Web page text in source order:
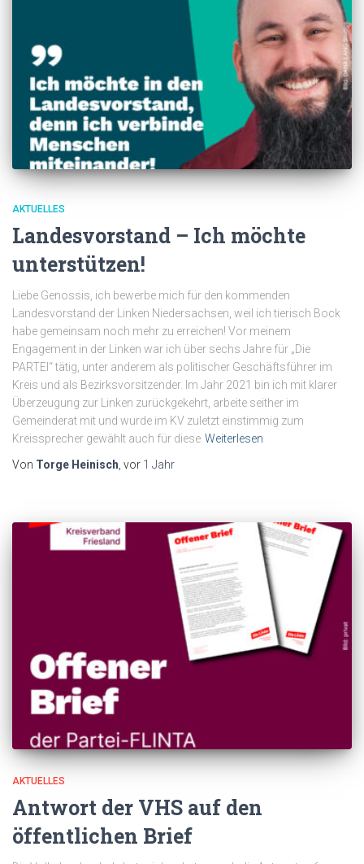
AKTUELLES
Landesvorstand – Ich möchte
unterstützen!
Liebe Genossis, ich bewerbe mich für den kommenden
Landesvorstand der Linken Niedersachsen, weil ich tierisch Bock
habe gemeinsam noch mehr zu erreichen! Vor meinem
Engagement in der Linken war ich über sechs Jahre für „Die
PARTEI“ tätig, unter anderem als politischer Geschäftsführer im
Kreis und als Bezirksvorsitzender. Im Jahr 2021 bin ich mit klarer
Überzeugung zur Linken zurückgekehrt, arbeite seither im
Gemeinderat mit und wurde im KV zuletzt einstimmig zum
Kreissprecher gewählt auch für diese Weiterlesen
Von Torge Heinisch , vor 1 Jahr
AKTUELLES
Antwort der VHS auf den
öffentlichen Brief